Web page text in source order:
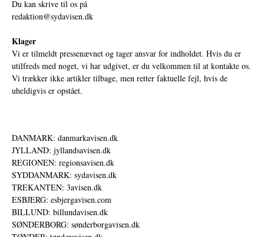
Du kan skrive til os på
redaktion@sydavisen.dk
Klager
Vi er tilmeldt pressenævnet og tager ansvar for indholdet. Hvis du er
utilfreds med noget, vi har udgivet, er du velkommen til at kontakte os.
Vi trækker ikke artikler tilbage, men retter faktuelle fejl, hvis de
uheldigvis er opstået.
DANMARK: danmarkavisen.dk
JYLLAND: jyllandsavisen.dk
REGIONEN: regionsavisen.dk
SYDDANMARK: sydavisen.dk
TREKANTEN: 3avisen.dk
ESBJERG: esbjergavisen.com
BILLUND: billundavisen.dk
SØNDERBORG: sønderborgavisen.dk